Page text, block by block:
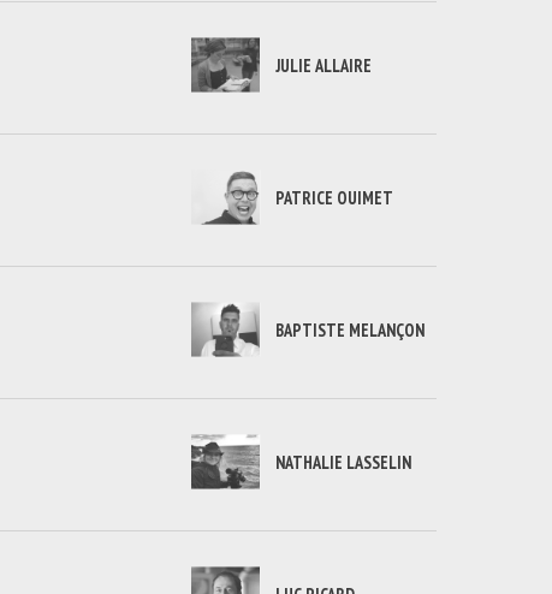
JULIE ALLAIRE
PATRICE OUIMET
BAPTISTE MELANÇON
NATHALIE LASSELIN